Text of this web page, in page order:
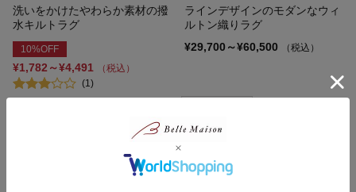
洗いをかけたやわらか素材の撥
水キルトラグ
10%OFF
¥1,782～¥4,491
（税込）
(1)
ラインデザインのモダンなウィ
ルトン織りラグ
¥29,700～¥60,500
（税込）